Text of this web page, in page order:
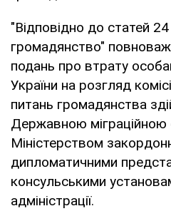
"Відповідно до статей
громадянство"
подань про втрату
України на розгляд
питань громадянства
Державною
Міністерством
дипломатичними
консульськими
адміністрації.